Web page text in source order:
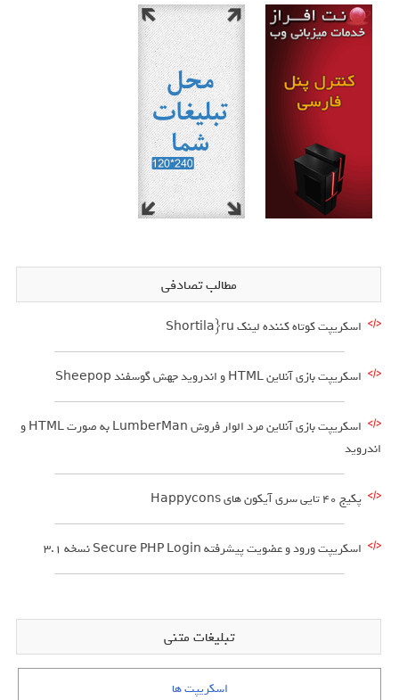
مطالب تصادفی
اسکریپت کوتاه کننده لینک Shortila}ru
اسکریپت بازی آنلاین HTML و اندروید جهش گوسفند Sheepop
اسکریپت بازی آنلاین مرد الوار فروش LumberMan به صورت HTML و
اندروید
پکیج 40 تایی سری آیکون های Happycons
اسکریپت ورود و عضویت پیشرفته Secure PHP Login نسخه 3.1
تبلیغات متنی
اسکریپت ها